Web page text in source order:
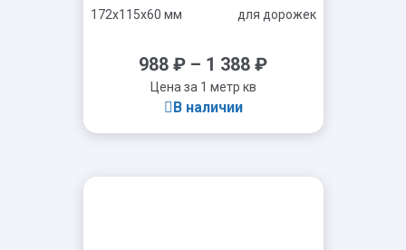
172x115x60 мм для дорожек
988 ₽ – 1 388 ₽
Цена за 1 метр кв
В наличии